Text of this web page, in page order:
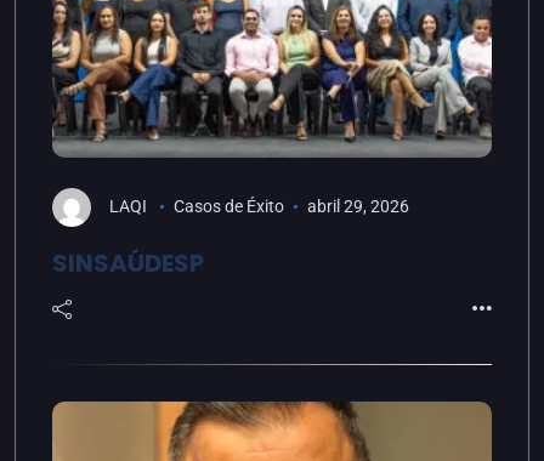
LAQI Casos de Éxito abril 29, 2026
SINSAÚDESP